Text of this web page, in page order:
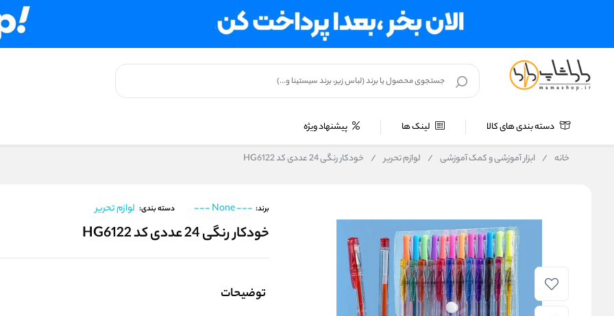
دسته بندی های کالا لینک ها پیشنهاد ویژه
خانه / ابزار آموزشی و کمک آموزشی / لوازم تحریر / خودکار رنگی 24 عددی کد HG6122
برند: --- None --- دسته بندی: لوازم تحریر
خودکار رنگی 24 عددی کد HG6122
توضیحات